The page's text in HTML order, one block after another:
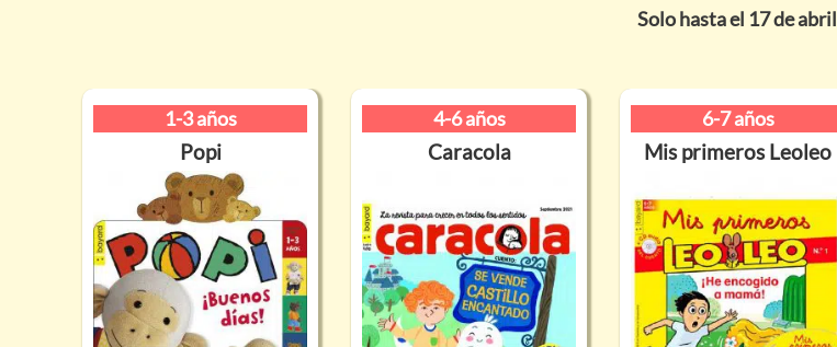
Solo hasta el 17 de abril
1-3 años
Popi
4-6 años
Caracola
6-7 años
Mis primeros Leoleo